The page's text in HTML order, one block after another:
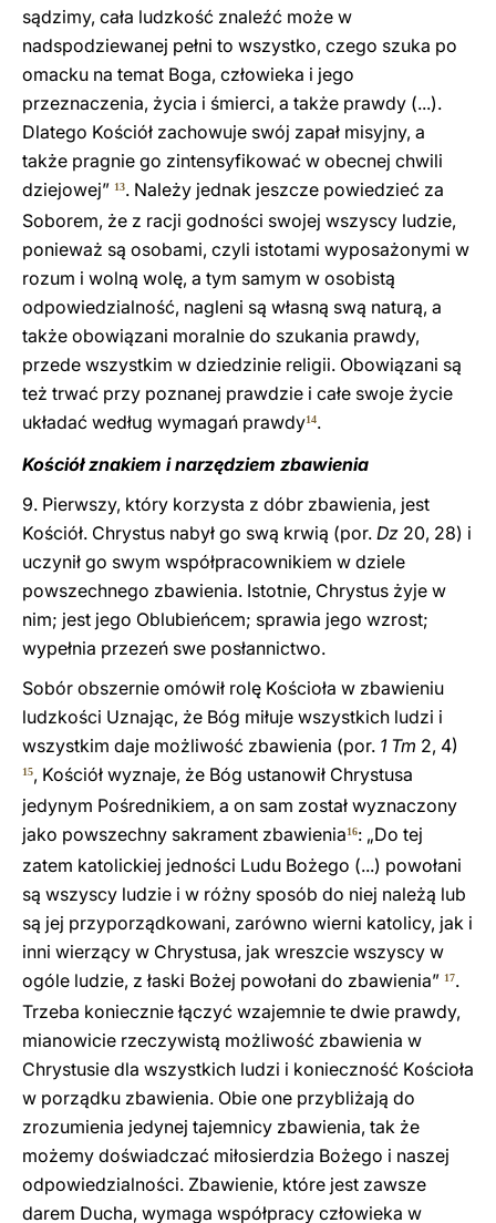
sądzimy, cała ludzkość znaleźć może w
nadspodziewanej pełni to wszystko, czego szuka po
omacku na temat Boga, człowieka i jego
przeznaczenia, życia i śmierci, a także prawdy (...).
Dlatego Kościół zachowuje swój zapał misyjny, a
także pragnie go zintensyfikować w obecnej chwili
dziejowej” 13. Należy jednak jeszcze powiedzieć za
Soborem, że z racji godności swojej wszyscy ludzie,
ponieważ są osobami, czyli istotami wyposażonymi w
rozum i wolną wolę, a tym samym w osobistą
odpowiedzialność, nagleni są własną swą naturą, a
także obowiązani moralnie do szukania prawdy,
przede wszystkim w dziedzinie religii. Obowiązani są
też trwać przy poznanej prawdzie i całe swoje życie
układać według wymagań prawdy14.
Kościół znakiem i narzędziem zbawienia
9. Pierwszy, który korzysta z dóbr zbawienia, jest
Kościół. Chrystus nabył go swą krwią (por. Dz 20, 28) i
uczynił go swym współpracownikiem w dziele
powszechnego zbawienia. Istotnie, Chrystus żyje w
nim; jest jego Oblubieńcem; sprawia jego wzrost;
wypełnia przezeń swe posłannictwo.
Sobór obszernie omówił rolę Kościoła w zbawieniu
ludzkości Uznając, że Bóg miłuje wszystkich ludzi i
wszystkim daje możliwość zbawienia (por. 1 Tm 2, 4)
15, Kościół wyznaje, że Bóg ustanowił Chrystusa
jedynym Pośrednikiem, a on sam został wyznaczony
jako powszechny sakrament zbawienia16: „Do tej
zatem katolickiej jedności Ludu Bożego (...) powołani
są wszyscy ludzie i w różny sposób do niej należą lub
są jej przyporządkowani, zarówno wierni katolicy, jak i
inni wierzący w Chrystusa, jak wreszcie wszyscy w
ogóle ludzie, z łaski Bożej powołani do zbawienia” 17.
Trzeba koniecznie łączyć wzajemnie te dwie prawdy,
mianowicie rzeczywistą możliwość zbawienia w
Chrystusie dla wszystkich ludzi i konieczność Kościoła
w porządku zbawienia. Obie one przybliżają do
zrozumienia jedynej tajemnicy zbawienia, tak że
możemy doświadczać miłosierdzia Bożego i naszej
odpowiedzialności. Zbawienie, które jest zawsze
darem Ducha, wymaga współpracy człowieka w